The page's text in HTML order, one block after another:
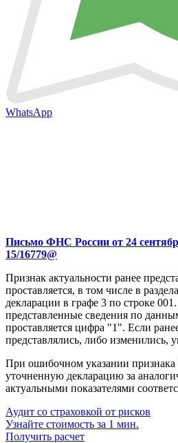
WhatsApp
Письмо ФНС России от 24
15/16779@
Признак актуальности ранее
проставляется, в том числе в
декларации в графе 3 по строке
представленные сведения по
проставляется цифра "1". Если
представлялись, либо изменились,
При ошибочном указании признака
уточненную декларацию за
актуальными показателями
Аудит со страховкой от рисков
Узнайте стоимость за 1 мин.
Получить расчет